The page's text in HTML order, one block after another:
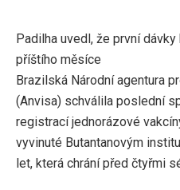
Padilha uvedl, že první
příštího měsíce
Brazilská Národní agentura
(Anvisa) schválila poslední
registrací jednorázové
vyvinuté Butantanovým
let, která chrání před čtyřmi